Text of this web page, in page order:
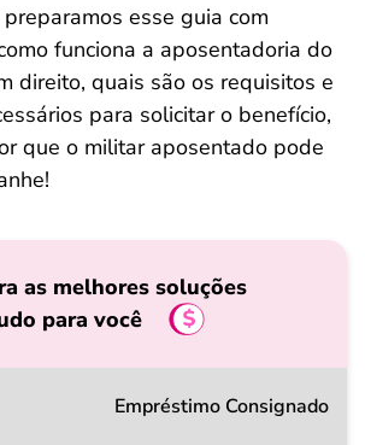
esse guia com
funciona a aposentadoria do
direito, quais são os requisitos e
para solicitar o benefício,
que o militar aposentado pode
as melhores soluções
para você
Empréstimo Consignado